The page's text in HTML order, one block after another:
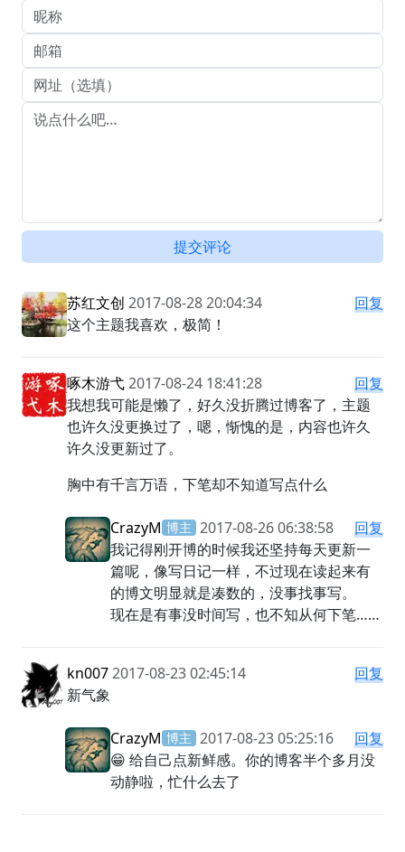
提交评论
苏红文创 2017-08-28 20:04:34
回复
这个主题我喜欢，极简！
啄木游弋2017-08-24 18:41:28
回复
我想我可能是懒了，好久没折腾过博客了，主题
也许久没更换过了，嗯，惭愧的是，内容也许久
许久没更新过了。
胸中有千言万语，下笔却不知道写点什么
CrazyM 博主 2017-08-26 06:38:58
回复
我记得刚开博的时候我还坚持每天更新一
篇呢，像写日记一样，不过现在读起来有
的博文明显就是凑数的，没事找事写。
现在是有事没时间写，也不知从何下笔……
kn0072017-08-23 02:45:14
回复
新气象
CrazyM 博主 2017-08-23 05:25:16
回复
😁 给自己点新鲜感。你的博客半个多月没
动静啦，忙什么去了